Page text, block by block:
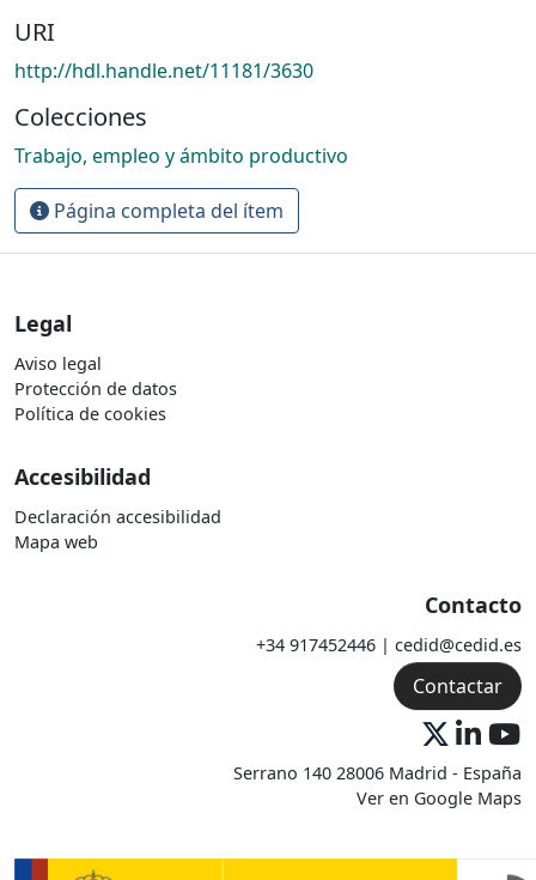
URI
http://hdl.handle.net/11181/3630
Colecciones
Trabajo, empleo y ámbito productivo
Página completa del ítem
Legal
Aviso legal
Protección de datos
Política de cookies
Accesibilidad
Declaración accesibilidad
Mapa web
Contacto
+34 917452446 | cedid@cedid.es
Contactar
Serrano 140 28006 Madrid - España
Ver en Google Maps